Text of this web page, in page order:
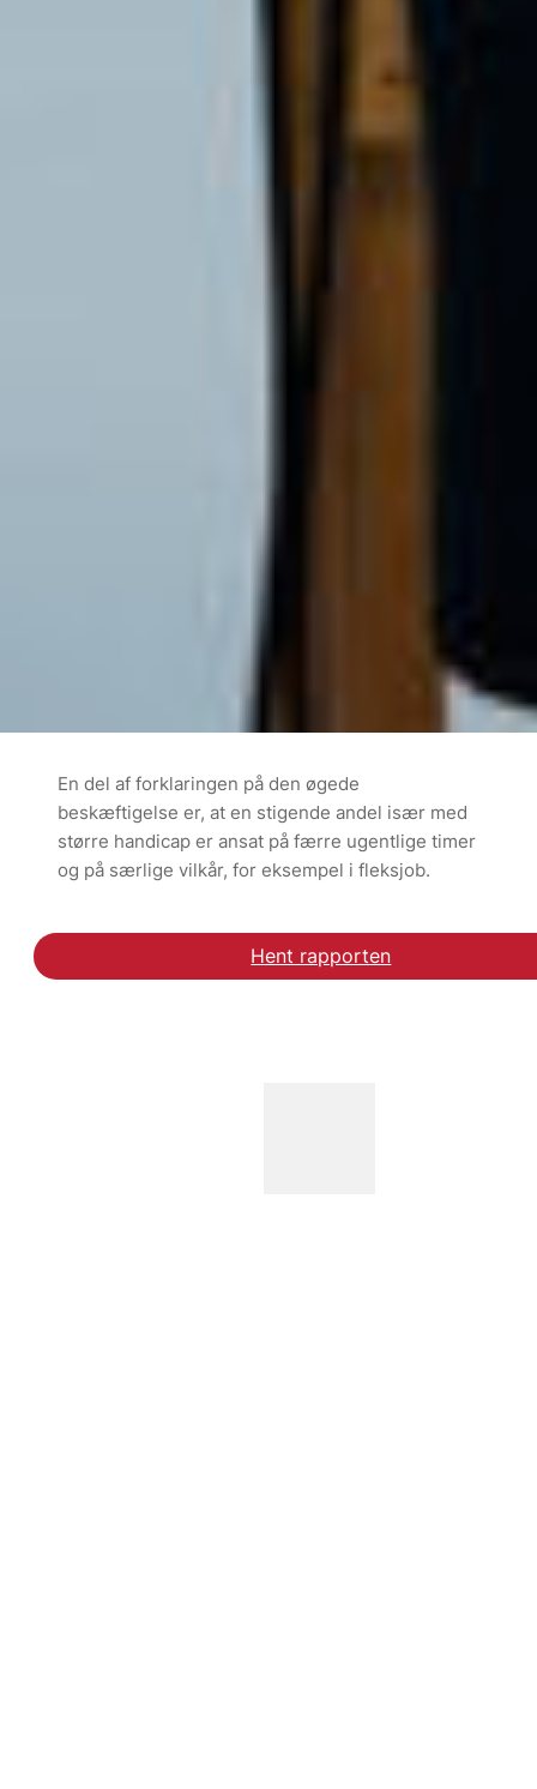
En del af forklaringen på den øgede
beskæftigelse er, at en stigende andel især med
større handicap er ansat på færre ugentlige timer
og på særlige vilkår, for eksempel i fleksjob.
Hent rapporten